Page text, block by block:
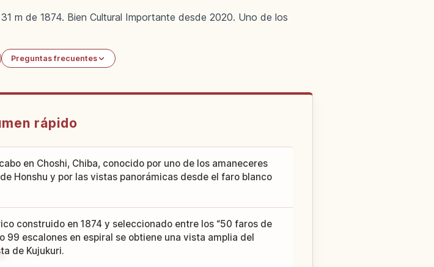
m de 1874. Bien Cultural Importante desde 2020. Uno de los
Preguntas frecuentes
rápido
en Choshi, Chiba, conocido por uno de los amaneceres
Honshu y por las vistas panorámicas desde el faro blanco
construido en 1874 y seleccionado entre los “50 faros de
99 escalones en espiral se obtiene una vista amplia del
de Kujukuri.